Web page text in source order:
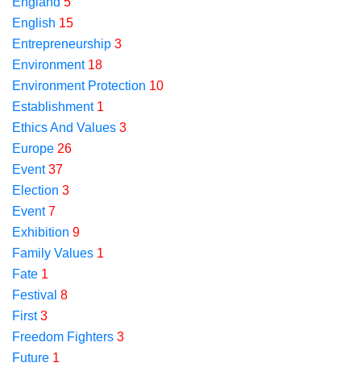
English 15
Entrepreneurship 3
Environment 18
Environment Protection 10
Establishment 1
Ethics And Values 3
Europe 26
Event 37
Election 3
Event 7
Exhibition 9
Family Values 1
Fate 1
Festival 8
First 3
Freedom Fighters 3
Future 1